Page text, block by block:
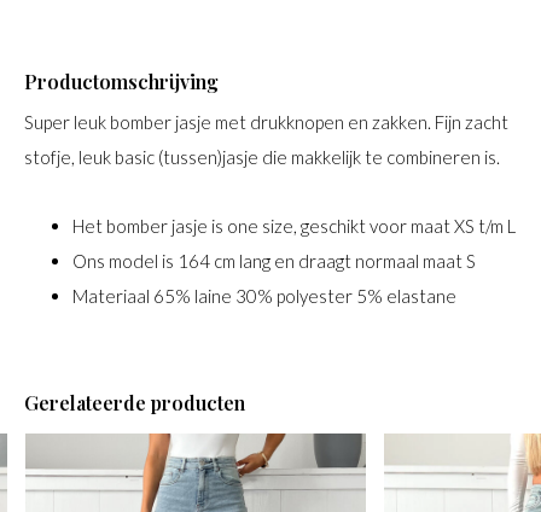
Productomschrijving
Super leuk bomber jasje met drukknopen en zakken. Fijn zacht
stofje, leuk basic (tussen)jasje die makkelijk te combineren is.
Het bomber jasje is one size, geschikt voor maat XS t/m L
Ons model is 164 cm lang en draagt normaal maat S
Materiaal 65% laine 30% polyester 5% elastane
Gerelateerde producten